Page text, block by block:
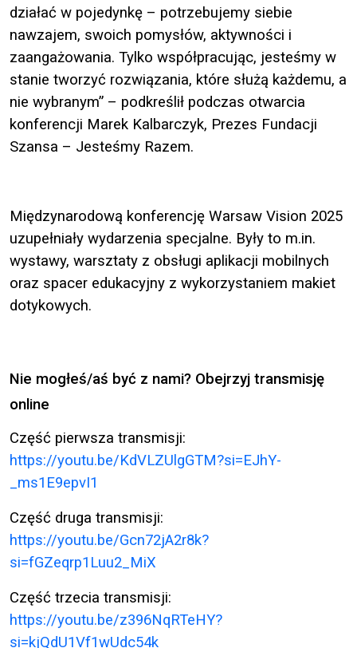
działać w pojedynkę – potrzebujemy siebie
nawzajem, swoich pomysłów, aktywności i
zaangażowania. Tylko współpracując, jesteśmy w
stanie tworzyć rozwiązania, które służą każdemu, a
nie wybranym” – podkreślił podczas otwarcia
konferencji Marek Kalbarczyk, Prezes Fundacji
Szansa – Jesteśmy Razem.
Międzynarodową konferencję Warsaw Vision 2025
uzupełniały wydarzenia specjalne. Były to m.in.
wystawy, warsztaty z obsługi aplikacji mobilnych
oraz spacer edukacyjny z wykorzystaniem makiet
dotykowych.
Nie mogłeś/aś być z nami? Obejrzyj transmisję
online
Część pierwsza transmisji:
https://youtu.be/KdVLZUlgGTM?si=EJhY-
_ms1E9epvI1
Część druga transmisji:
https://youtu.be/Gcn72jA2r8k?
si=fGZeqrp1Luu2_MiX
Część trzecia transmisji:
https://youtu.be/z396NqRTeHY?
si=kjQdU1Vf1wUdc54k